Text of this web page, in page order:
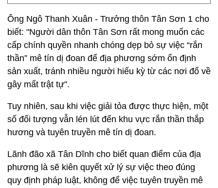
Ông Ngô Thanh Xuân - Trưởng thôn Tân Sơn 1 cho
biết: "Người dân thôn Tân Sơn rất mong muốn các
cấp chính quyền nhanh chóng dẹp bỏ sự việc “rắn
thần” mê tín dị đoan để địa phương sớm ổn định
sản xuất, tránh nhiều người hiếu kỳ từ các nơi đổ về
gây mất trật tự".
Tuy nhiên, sau khi việc giải tỏa được thực hiện, một
số đối tượng vẫn lén lút đến khu vực rắn thần thắp
hương và tuyên truyền mê tín dị đoan.
Lãnh đão xã Tân Dĩnh cho biết quan điểm của địa
phương là sẽ kiên quyết xử lý sự việc theo đúng
quy định pháp luật, không để việc tuyên truyền mê